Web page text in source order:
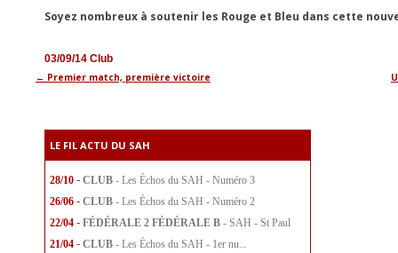
Soyez nombreux à soutenir les Rouge et Bleu dans cette
03/09/14 Club
Navigation
articles
← Premier match, première victoire
LE FIL ACTU DU SAH
28/10 - CLUB - Les Échos du SAH - Numéro 3
26/06 - CLUB - Les Échos du SAH - Numéro 2
22/04 - FÉDÉRALE 2 FÉDÉRALE B - SAH - St Paul
21/04 - CLUB - Les Échos du SAH - 1er nu...